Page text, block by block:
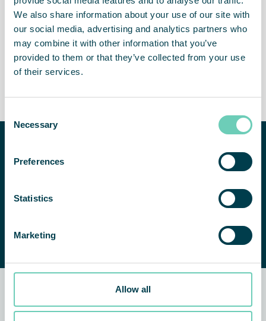
We also share information about your use of our site with
our social media, advertising and analytics partners who
may combine it with other information that you’ve
provided to them or that they’ve collected from your use
of their services.
Selection
Necessary
Preferences
Statistics
Marketing
Allow all
Mniej pyłków w powietrzu
Zdrowsi, bardziej wydajni
pracownicy
pomocy w
pomieszczeniach?
znaleźć odpowiednie
SKONTAKTUJ SIĘ Z NAMI
historie klientów